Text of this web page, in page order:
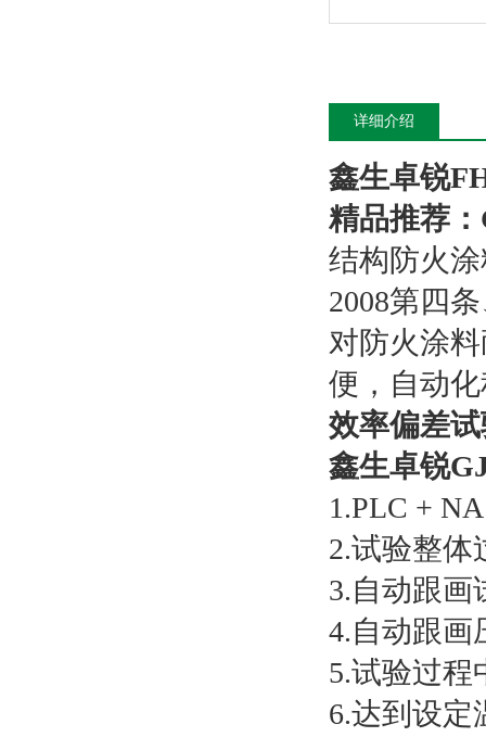
详细介绍
鑫生卓锐
精品推荐
结构防火涂
2008第四
对防火涂
便，自动
效率偏差
鑫生卓锐
1.PLC +
2.试验整体
3.自动跟
4.自动跟画
5.试验过程
6.达到设定